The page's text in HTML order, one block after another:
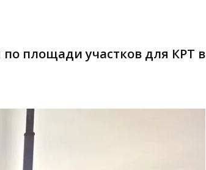
площади участков для КРТ в